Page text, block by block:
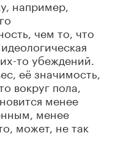
например,
чем то, что
то убеждений.
её значимость,
вокруг пола,
менее
менее
может, не так